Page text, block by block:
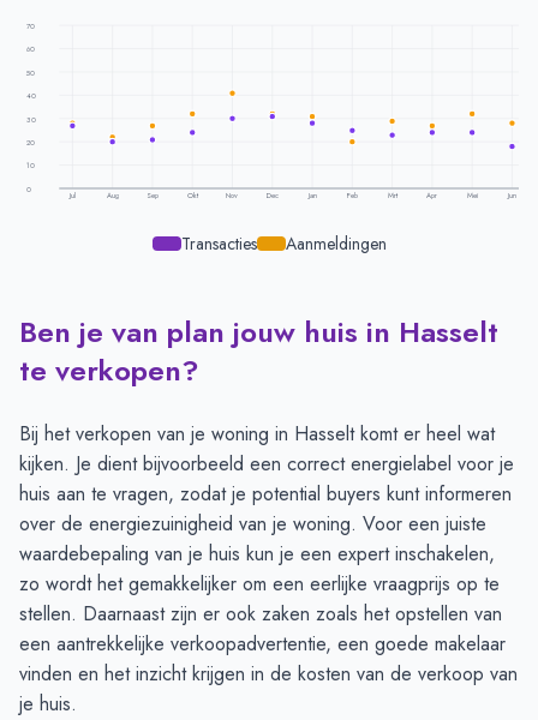
70
60
50
40
30
20
10
0
Jul Aug Sep Okt Nov Dec Jan Feb Mrt Apr Mei Jun
Transacties Aanmeldingen
Transacties en aanmeldingen per maand - Hasselt
Maand
Transacties
Juli
27
Augustus
September
21
27
Oktober
32
November
30
41
December
31
32
Januari
28
31
Februari
25
20
Maart
23
29
April
24
27
Mei
Ben je van plan jouw huis in Hasselt
te verkopen?
Bij het verkopen van je woning in Hasselt komt er heel wat
kijken. Je dient bijvoorbeeld een correct energielabel voor je
huis aan te vragen, zodat je potential buyers kunt informeren
over de energiezuinigheid van je woning. Voor een juiste
waardebepaling van je huis kun je een expert inschakelen,
zo wordt het gemakkelijker om een eerlijke vraagprijs op te
stellen. Daarnaast zijn er ook zaken zoals het opstellen van
een aantrekkelijke verkoopadvertentie, een goede makelaar
vinden en het inzicht krijgen in de kosten van de verkoop van
je huis.